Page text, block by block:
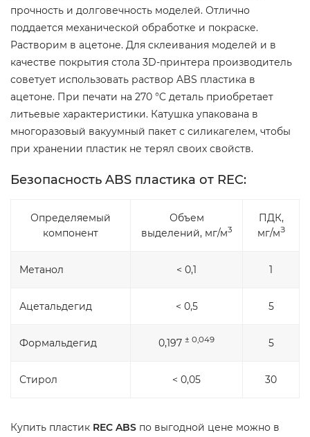
прочность и долговечность моделей. Отлично
поддается механической обработке и покраске.
Растворим в ацетоне. Для склеивания моделей и в
качестве покрытия стола 3D-принтера производитель
советует использовать раствор ABS пластика в
ацетоне. При печати на 270 °C деталь приобретает
литьевые характеристики. Катушка упакована в
многоразовый вакуумный пакет с силикагелем, чтобы
при хранении пластик не терял своих свойств.
Безопасность ABS пластика от REC:
Определяемый
компонент
Объем
выделений, мг/м3
ПДК,
мг/мЗ
Метанол < 0,1 1
Ацетальдегид < 0,5 5
Формальдегид 0,197 ± 0,049 5
Стирол < 0,05 30
Купить пластик REC ABS по выгодной цене можно в